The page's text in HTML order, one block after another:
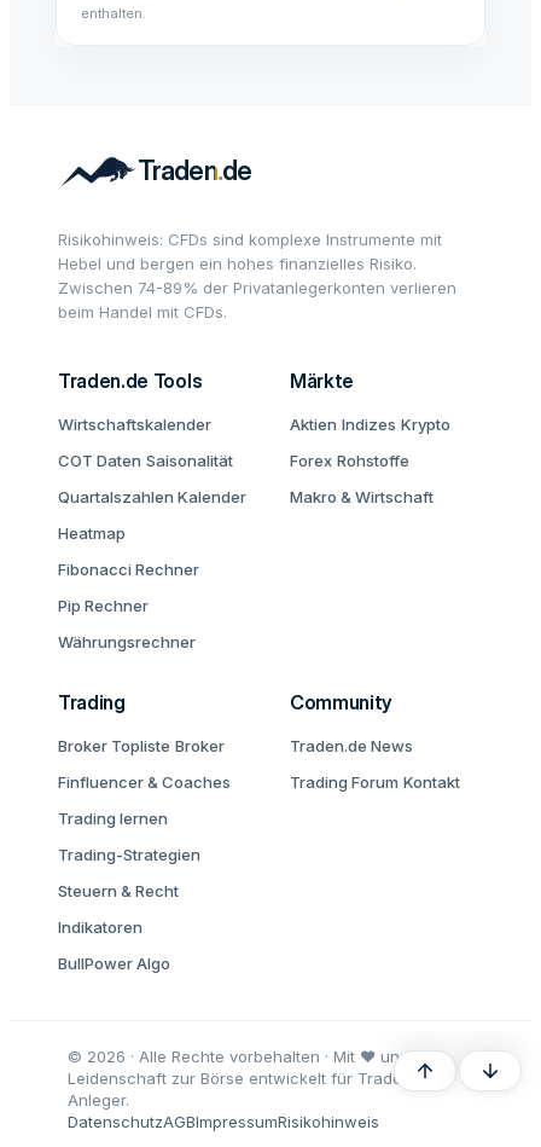
enthalten.
Risikohinweis: CFDs sind komplexe Instrumente mit
Hebel und bergen ein hohes finanzielles Risiko.
Zwischen 74-89% der Privatanlegerkonten verlieren
beim Handel mit CFDs.
Traden.de Tools
Wirtschaftskalender
COT Daten Saisonalität
Quartalszahlen Kalender
Heatmap
Fibonacci Rechner
Pip Rechner
Währungsrechner
Märkte
Aktien Indizes Krypto
Forex Rohstoffe
Makro & Wirtschaft
Trading
Broker Topliste Broker
Finfluencer & Coaches
Trading lernen
Trading-Strategien
Steuern & Recht
Indikatoren
BullPower Algo
Community
Traden.de News
Trading Forum Kontakt
© 2026 · Alle Rechte vorbehalten · Mit ♥ und
Leidenschaft zur Börse entwickelt für Trader und
Anleger.
DatenschutzAGBImpressumRisikohinweis
Oben Unten